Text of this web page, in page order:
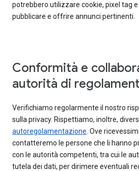
potrebbero utilizzare cookie, pixel tag
pubblicare e offrire annunci pertinenti.
Conformità e
autorità di
Verifichiamo regolarmente il nostro
sulla privacy. Rispettiamo, inoltre,
autoregolamentazione. Ove
contatteremo le persone che li hanno
con le autorità competenti, tra cui le
tutela dei dati, per dirimere eventuali